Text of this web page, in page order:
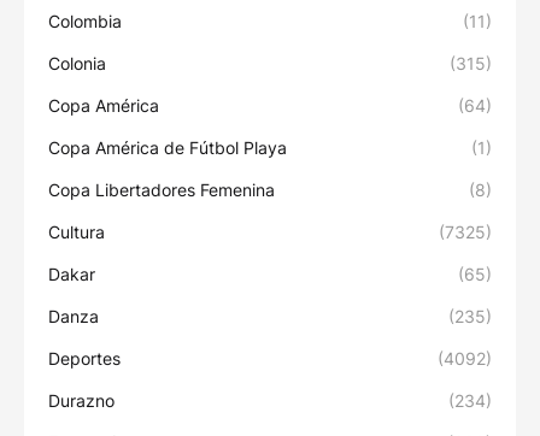
Colombia (11)
Colonia (315)
Copa América (64)
Copa América de Fútbol Playa (1)
Copa Libertadores Femenina (8)
Cultura (7325)
Dakar (65)
Danza (235)
Deportes (4092)
Durazno (234)